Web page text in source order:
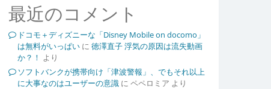
最近のコメント
ドコモ＋ディズニーな「Disney Mobile on docomo」
は無料がいっぱいに 徳澤直子 浮気の原因は流失動画
か？！ より
ソフトバンクが携帯向け「津波警報」、でもそれ以上
に大事なのはユーザーの意識に ペペロミア より